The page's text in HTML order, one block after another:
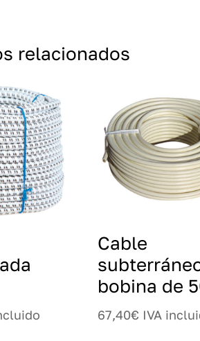
relacionados
Cable
bobina de
67,40€ IVA